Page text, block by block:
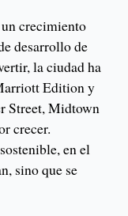
crecimiento
desarrollo de
la ciudad ha
Edition y
Street, Midtown
crecer.
en el
sino que se